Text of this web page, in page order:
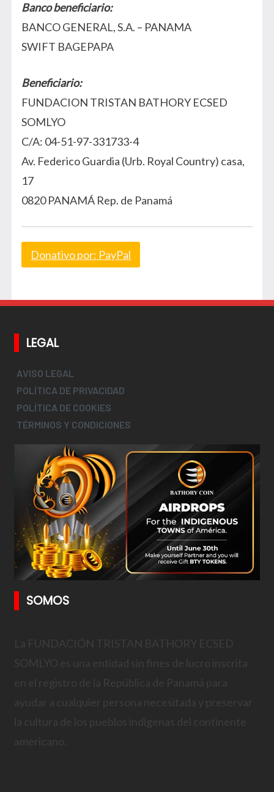
Banco beneficiario:
BANCO GENERAL, S.A. – PANAMA
SWIFT BAGEPAPA
Beneficiario:
FUNDACION TRISTAN BATHORY ECSED
SOMLYO
C/A: 04-51-97-331733-4
Av. Federico Guardia (Urb. Royal Country) casa,
17
0820 PANAMÁ Rep. de Panamá
Donativo por: PayPal
SOMOS
La FUNDACIÓN TRISTAN BATHORY ECSED
SOMLYO es una entidad sin fines de lucro inscrita
en el registro de la República de Panamá para
ayudar a cualquier persona necesitada y preservar
la cultura de los pueblos indígenas del continente
americano.
LEGAL
AVISO LEGAL
POLÍTICA DE PRIVACIDAD
POLÍTICA DE COOKIES
TÉRMINOS Y CONDICIONES